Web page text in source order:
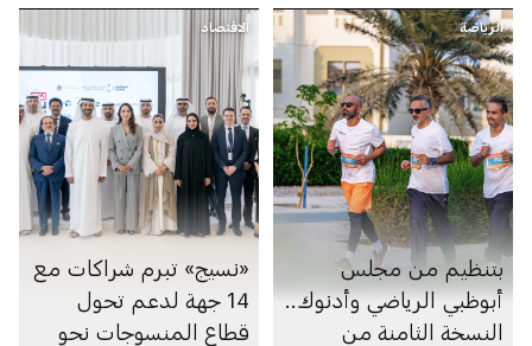
الرياضة
بتنظيم من مجلس
أبوظبي الرياضي وأدنوك..
النسخة الثامنة من
الاقتصاد
«نسيج» تبرم شراكات مع
14 جهة لدعم تحول
قطاع المنسوجات نحو